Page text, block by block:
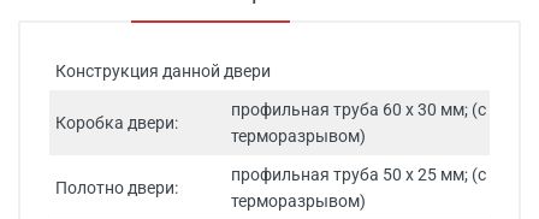
Конструкция данной двери
Коробка двери:
профильная труба 60 х 30 мм; (с
терморазрывом)
Полотно двери:
профильная труба 50 х 25 мм; (с
терморазрывом)